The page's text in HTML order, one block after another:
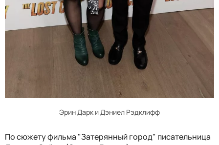
Эрин Дарк и Дэниел Рэдклифф
По сюжету фильма "Затерянный город" писательница